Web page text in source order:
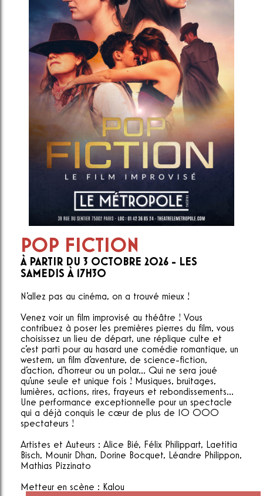
POP FICTION
À PARTIR DU 3 OCTOBRE 2026 - LES
SAMEDIS À 17H30
N'allez pas au cinéma, on a trouvé mieux !
Venez voir un film improvisé au théâtre ! Vous
contribuez à poser les premières pierres du film, vous
choisissez un lieu de départ, une réplique culte et
c'est parti pour au hasard une comédie romantique, un
western, un film d'aventure, de science-fiction,
d'action, d'horreur ou un polar... Qui ne sera joué
qu'une seule et unique fois ! Musiques, bruitages,
lumières, actions, rires, frayeurs et rebondissements...
Une performance exceptionnelle pour un spectacle
qui a déjà conquis le cœur de plus de 10 000
spectateurs !
Artistes et Auteurs : Alice Bié, Félix Philippart, Laetitia
Bisch, Mounir Dhan, Dorine Bocquet, Léandre Philippon,
Mathias Pizzinato
Metteur en scène : Kalou